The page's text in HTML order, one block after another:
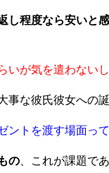
し程度なら安いと
いが気を遣わない
事な彼氏彼女への
ントを渡す場面っ
の、これが課題であ